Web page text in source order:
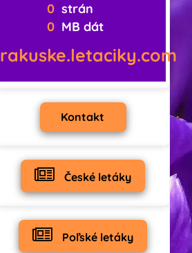
0 strán
0 MB dát
rakuske.letaciky.com
Kontakt
České letáky
Poľské letáky